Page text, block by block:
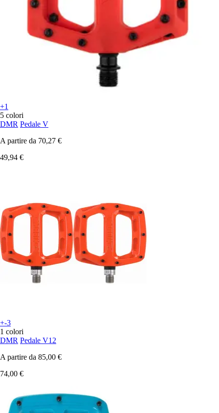
+1
5 colori
DMR Pedale V
A partire da 70,27 €
49,94 €
+-3
1 colori
DMR Pedale V12
A partire da 85,00 €
74,00 €